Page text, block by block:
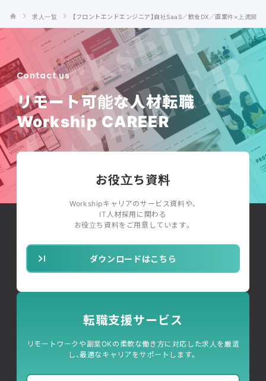
求人一覧 【フロントエンドエンジニア】自社SaaS／飲食DX／直案件×上流開発
Contact us
リモート可能な人材転職
Workship CAREER
お役立ち資料
Workshipキャリアのサービス資料や、
IT人材採用に関わる
お役立ち資料をご用意しています。
ダウンロードはこちら
転職支援サービス
リモートワークや副業OKの柔軟な働き方に対応した求人を厳選
し、最適なキャリアをサポートします。